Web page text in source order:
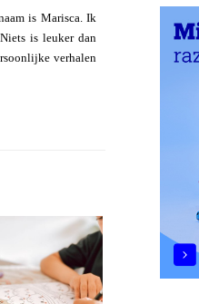
is Marisca. Ik
is leuker dan
verhalen